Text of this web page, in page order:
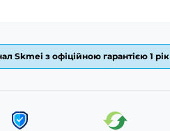
Skmei з офіційною гарантією 1 рік